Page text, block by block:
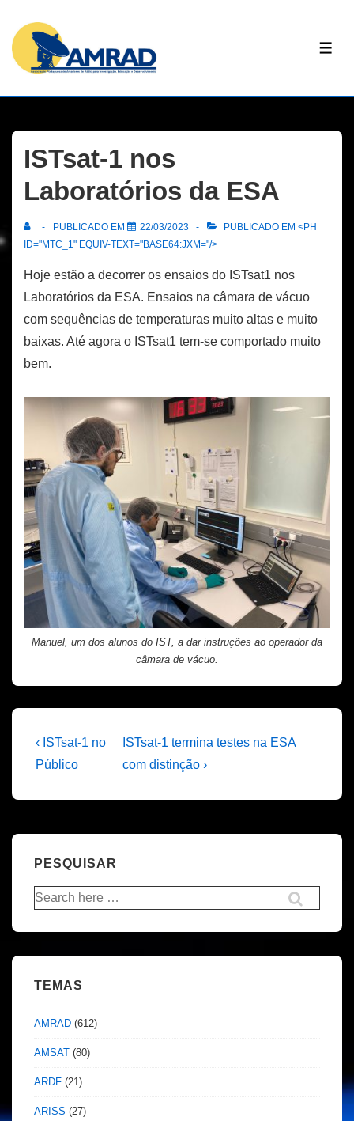
Skip
Content
ISTsat-1 nos
Laboratórios da ESA
PUBLICADO EM 22/03/2023
PUBLICADO EM <PH
ID="MTC_1" EQUIV-TEXT="BASE64:JXM="/>
Hoje estão a decorrer os ensaios do ISTsat1 nos
Laboratórios da ESA. Ensaios na câmara de vácuo
com sequências de temperaturas muito altas e muito
baixas. Até agora o ISTsat1 tem-se comportado muito
bem.
Manuel, um dos alunos do IST, a dar instruções ao operador da
câmara de vácuo.
Navegação
de
artigos
Previous
Post
‹ ISTsat-1 no
Público
Next
Post
ISTsat-1 termina testes na ESA
com distinção ›
PESQUISAR
Pesquisar
por:
TEMAS
AMRAD (612)
AMSAT (80)
ARDF (21)
ARISS (27)